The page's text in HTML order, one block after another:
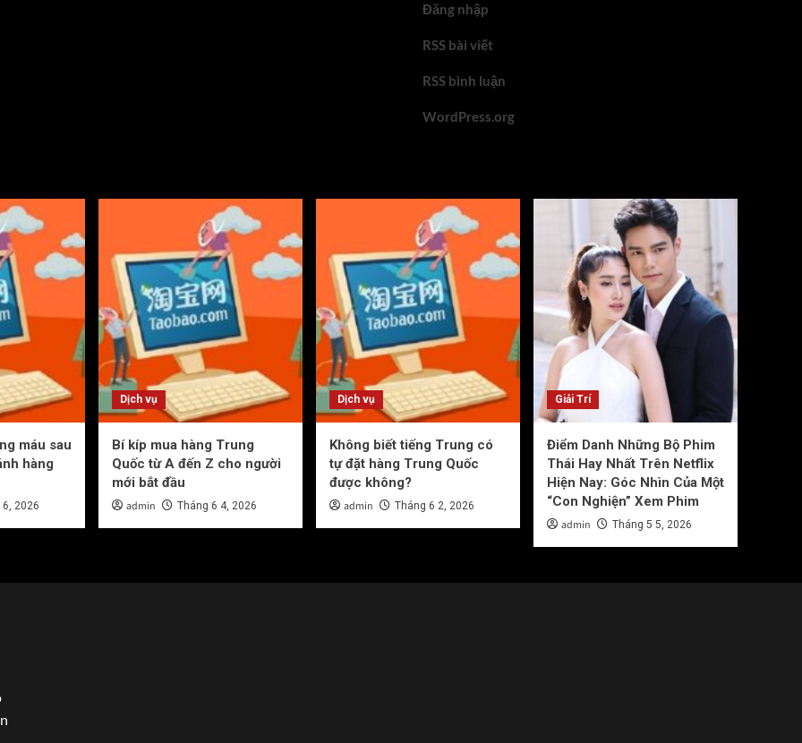
Đăng nhập
RSS bài viết
RSS bình luận
WordPress.org
máu sau
hàng
2026
Dịch vụ
Bí kíp mua hàng Trung
Quốc từ A đến Z cho người
mới bắt đầu
admin Tháng 6 4, 2026
Dịch vụ
Không biết tiếng Trung có
tự đặt hàng Trung Quốc
được không?
admin Tháng 6 2, 2026
Giải Trí
Điểm Danh Những Bộ Phim
Thái Hay Nhất Trên Netflix
Hiện Nay: Góc Nhìn Của Một
“Con Nghiện” Xem Phim
admin Tháng 5 5, 2026